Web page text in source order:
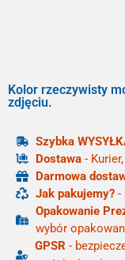
Kolor rzeczywisty
zdjęciu.
Szybka
Dostawa -
Darmowa
Jak pakujemy? -
Opakowanie
wybór
GPSR -